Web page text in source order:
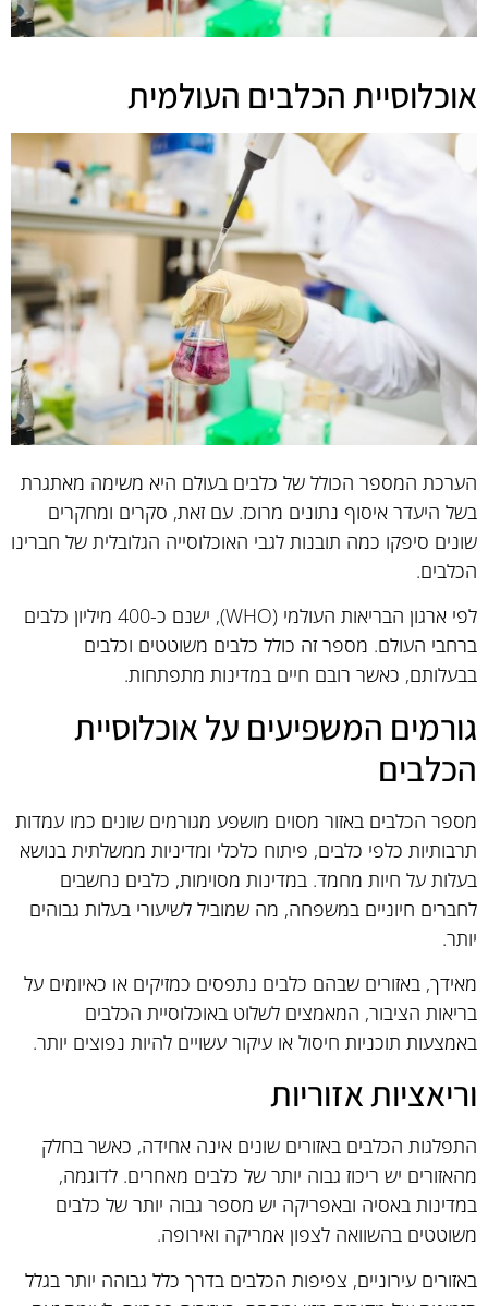
אוכלוסיית הכלבים העולמית
הערכת המספר הכולל של כלבים בעולם היא משימה מאתגרת
בשל היעדר איסוף נתונים מרוכז. עם זאת, סקרים ומחקרים
שונים סיפקו כמה תובנות לגבי האוכלוסייה הגלובלית של חברינו
הכלבים.
לפי ארגון הבריאות העולמי (WHO), ישנם כ-400 מיליון כלבים
ברחבי העולם. מספר זה כולל כלבים משוטטים וכלבים
בבעלותם, כאשר רובם חיים במדינות מתפתחות.
גורמים המשפיעים על אוכלוסיית
הכלבים
מספר הכלבים באזור מסוים מושפע מגורמים שונים כמו עמדות
תרבותיות כלפי כלבים, פיתוח כלכלי ומדיניות ממשלתית בנושא
בעלות על חיות מחמד. במדינות מסוימות, כלבים נחשבים
לחברים חיוניים במשפחה, מה שמוביל לשיעורי בעלות גבוהים
יותר.
מאידך, באזורים שבהם כלבים נתפסים כמזיקים או כאיומים על
בריאות הציבור, המאמצים לשלוט באוכלוסיית הכלבים
באמצעות תוכניות חיסול או עיקור עשויים להיות נפוצים יותר.
וריאציות אזוריות
התפלגות הכלבים באזורים שונים אינה אחידה, כאשר בחלק
מהאזורים יש ריכוז גבוה יותר של כלבים מאחרים. לדוגמה,
במדינות באסיה ובאפריקה יש מספר גבוה יותר של כלבים
משוטטים בהשוואה לצפון אמריקה ואירופה.
באזורים עירוניים, צפיפות הכלבים בדרך כלל גבוהה יותר בגלל